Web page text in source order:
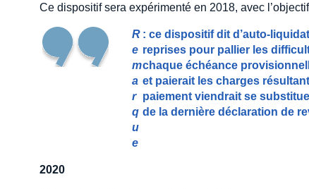
Ce dispositif sera expérimenté en 2018, avec
R
e
m
a
r
q
u
e
: ce dispositif dit d’auto-
reprises pour pallier les
chaque échéance
et paierait les charges
paiement viendrait se
de la dernière déclaration de
2020